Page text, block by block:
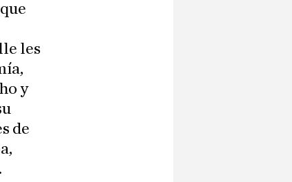
les
y
de